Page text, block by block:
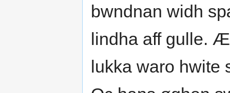
bwndnan widh
lindha aff gulle.
lukka waro hwite